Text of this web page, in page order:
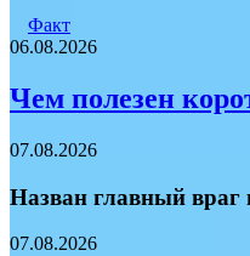
Факт
06.08.2026
Чем полезен
07.08.2026
Назван главный враг
07.08.2026